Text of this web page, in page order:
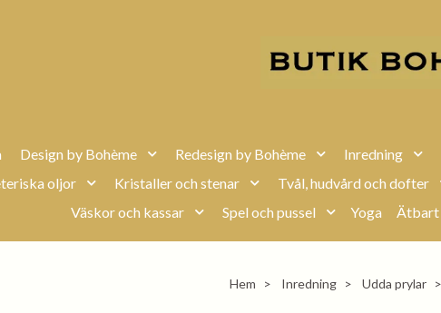
Design by Bohème Redesign by Bohème Inredning
oljor
Kristaller och stenar Tvål, hudvård och dofter
Väskor och kassar
Spel och pussel Yoga Ätbart
Hem Inredning Udda prylar